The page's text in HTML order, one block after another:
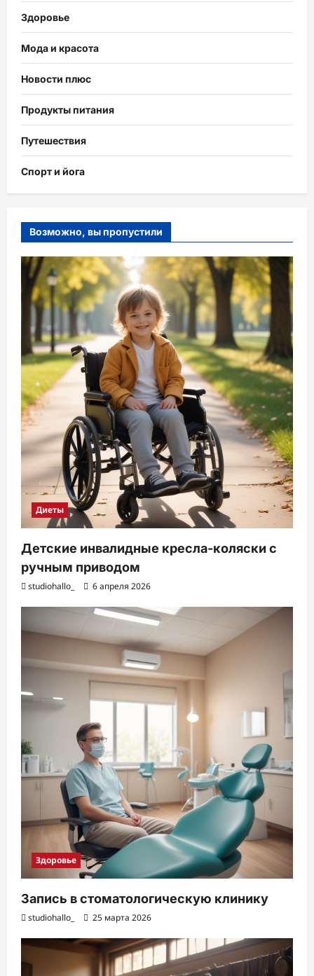
Здоровье
Мода и красота
Новости плюс
Продукты питания
Путешествия
Спорт и йога
Возможно, вы пропустили
Диеты
Детские инвалидные кресла-коляски с
ручным приводом
studiohallo_ 6 апреля 2026
Здоровье
Запись в стоматологическую клинику
studiohallo_ 25 марта 2026